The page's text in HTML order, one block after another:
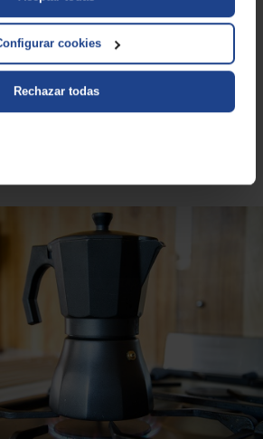
cookies
Rechazar todas
llegar a hervir para emulsionar el
tu bebida favorita. Al tener que
de cocina y llegar a calentarse mucho,
de seguridad y comodidad
ello, con sumango ergonómico y